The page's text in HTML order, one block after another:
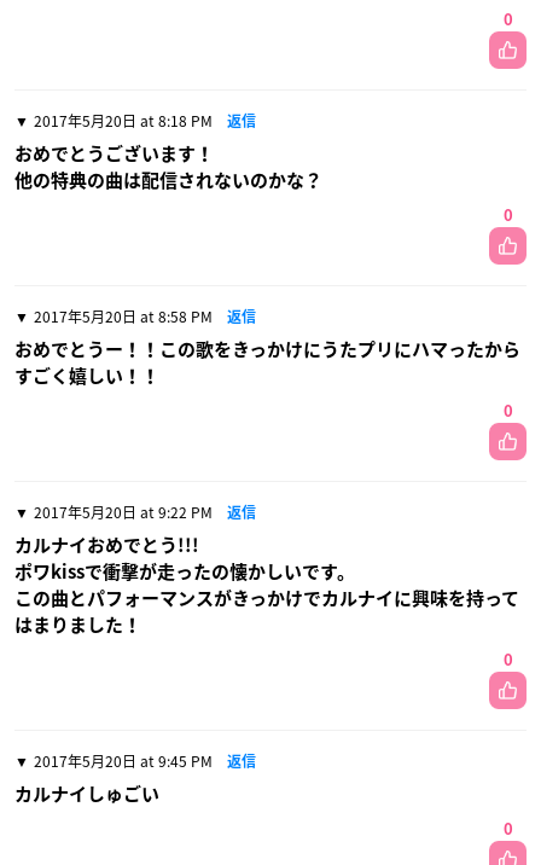
0
2017年5月20日 at 8:18 PM 返信
おめでとうございます！
他の特典の曲は配信されないのかな？
0
2017年5月20日 at 8:58 PM 返信
おめでとうー！！この歌をきっかけにうたプリにハマったから
すごく嬉しい！！
0
2017年5月20日 at 9:22 PM 返信
カルナイおめでとう!!!
ポワkissで衝撃が走ったの懐かしいです。
この曲とパフォーマンスがきっかけでカルナイに興味を持って
はまりました！
0
2017年5月20日 at 9:45 PM 返信
カルナイしゅごい
0